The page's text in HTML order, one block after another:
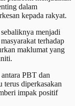
dalam
kepada rakyat.
menjadi
terhadap
maklumat yang
PBT dan
terus diperkasakan
impak positif